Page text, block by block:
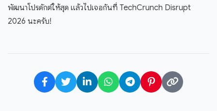
พัฒนาโปรดักต์ให้สุด แล้วไปเจอกันที่ TechCrunch Disrupt
2026 นะครับ!